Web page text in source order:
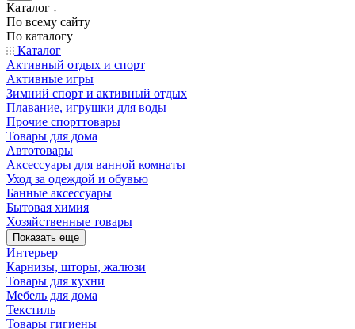
Каталог
По всему сайту
По каталогу
Каталог
Активный отдых и спорт
Активные игры
Зимний спорт и активный отдых
Плавание, игрушки для воды
Прочие спорттовары
Товары для дома
Автотовары
Аксессуары для ванной комнаты
Уход за одеждой и обувью
Банные аксессуары
Бытовая химия
Хозяйственные товары
Показать еще
Интерьер
Карнизы, шторы, жалюзи
Товары для кухни
Мебель для дома
Текстиль
Товары гигиены